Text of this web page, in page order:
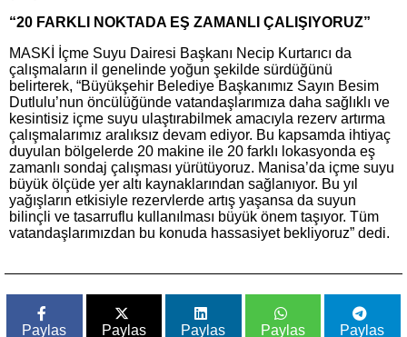
“20 FARKLI NOKTADA EŞ ZAMANLI ÇALIŞIYORUZ”
MASKİ İçme Suyu Dairesi Başkanı Necip Kurtarıcı da
çalışmaların il genelinde yoğun şekilde sürdüğünü
belirterek, “Büyükşehir Belediye Başkanımız Sayın Besim
Dutlulu’nun öncülüğünde vatandaşlarımıza daha sağlıklı ve
kesintisiz içme suyu ulaştırabilmek amacıyla rezerv artırma
çalışmalarımız aralıksız devam ediyor. Bu kapsamda ihtiyaç
duyulan bölgelerde 20 makine ile 20 farklı lokasyonda eş
zamanlı sondaj çalışması yürütüyoruz. Manisa’da içme suyu
büyük ölçüde yer altı kaynaklarından sağlanıyor. Bu yıl
yağışların etkisiyle rezervlerde artış yaşansa da suyun
bilinçli ve tasarruflu kullanılması büyük önem taşıyor. Tüm
vatandaşlarımızdan bu konuda hassasiyet bekliyoruz” dedi.
Paylas Paylas Paylas Paylas Paylas